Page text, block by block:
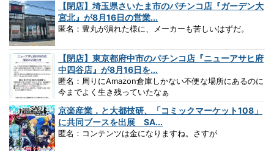
【閉店】埼玉県さいたま市のパチンコ店『ガーデン大
宮北』が8月16日の営業...
匿名：豊丸が潰れた様に、メーカーも苦しいはずだ。
【閉店】東京都府中市のパチンコ店『ニューアサヒ府
中四谷店』が8月16日を...
匿名：周りにAmazon倉庫しかない不便な場所にあるのに
今までよく生き残っていたなぁ
京楽産業．と大都技研、「コミックマーケット108」
に共同ブースを出展 SA...
匿名：コンテンツは金になりますね。さすが